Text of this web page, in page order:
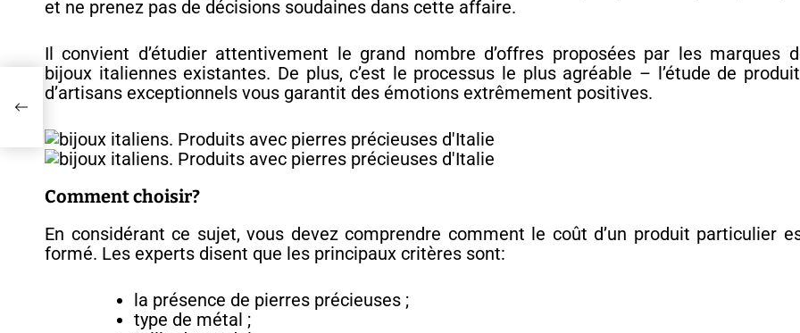
et ne prenez pas de décisions soudaines dans cette affaire.
Il convient d’étudier attentivement le grand nombre d’offres proposées par les marques
bijoux italiennes existantes. De plus, c’est le processus le plus agréable – l’étude de
d’artisans exceptionnels vous garantit des émotions extrêmement positives.
Comment choisir?
En considérant ce sujet, vous devez comprendre comment le coût d’un produit particulier
formé. Les experts disent que les principaux critères sont:
la présence de pierres précieuses ;
type de métal ;